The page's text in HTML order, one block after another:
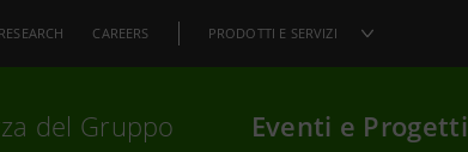
RESEARCH CAREERS PRODOTTI E SERVIZI
del Gruppo Eventi e Progetti